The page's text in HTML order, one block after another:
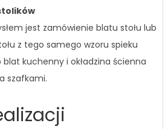
jest zamówienie blatu stołu lub
z tego samego wzoru spieku
kuchenny i okładzina ścienna
szafkami.